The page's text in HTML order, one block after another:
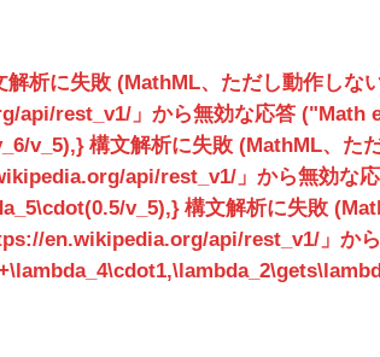
解析に失敗 (MathML、ただし動作しな
api/rest_v1/」から無効な応答
v_5),} 構文解析に失敗 (MathML、た
api/rest_v1/」から無効な
v_5),} 構文解析に失敗
en.wikipedia.org/api/rest_v1/」か